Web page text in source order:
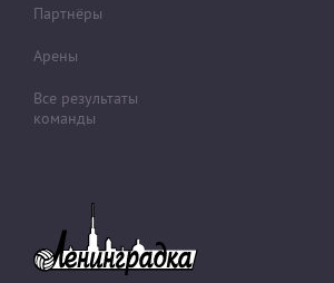
Партнёры
Арены
Все результаты
команды